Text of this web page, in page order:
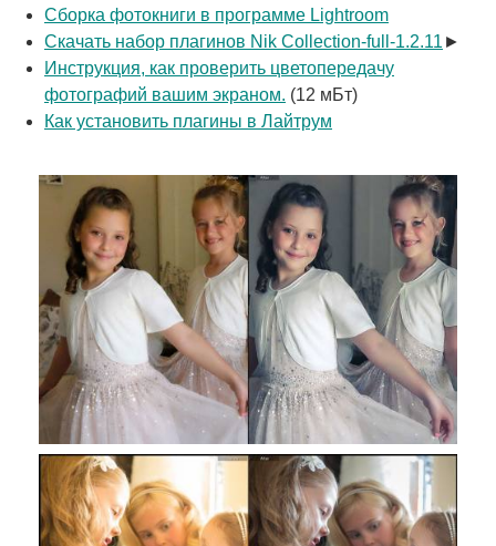
Сборка фотокниги в программе Lightroom
Скачать набор плагинов Nik Collection-full-1.2.11►
Инструкция, как проверить цветопередачу
фотографий вашим экраном. (12 мБт)
Как установить плагины в Лайтрум